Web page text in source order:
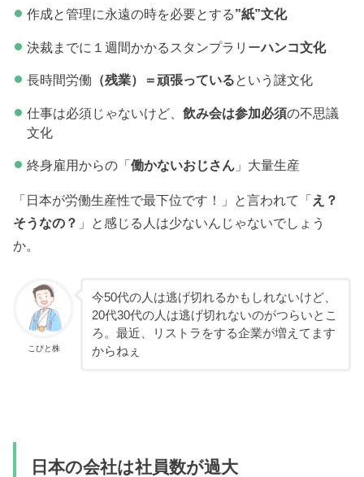
作成と管理に永遠の時を必要とする”紙”文化
決裁までに１週間かかるスタンプラリーハンコ文化
長時間労働 （残業）＝頑張っているという謎文化
仕事は必須じゃないけど、 飲み会は参加必須の不思議
文化
終身雇用からの「働かないおじさん」大量生産
「日本が労働生産性で最下位です！」と言われて「え？
そうなの？ 」と感じる人は少ないんじゃないでしょう
か。
こびと株
今50代の人は逃げ切れるかもしれないけど、
20代30代の人は逃げ切れないのがつらいとこ
ろ。最近、リストラをする企業が増えてます
からねぇ
日本の会社は社員数が過大